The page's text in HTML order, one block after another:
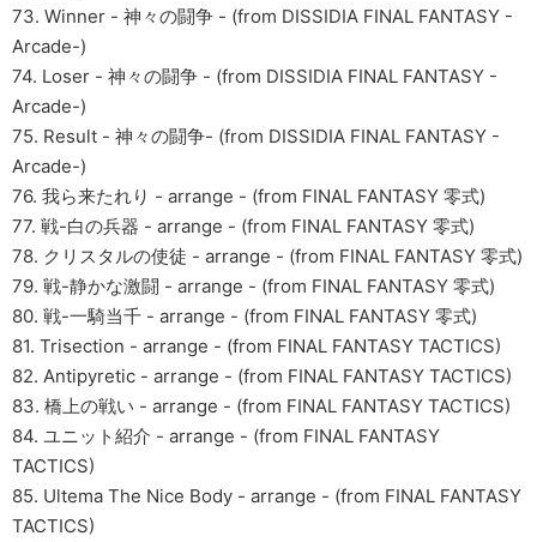
73. Winner - 神々の闘争 - (from DISSIDIA FINAL FANTASY -
Arcade-)
74. Loser - 神々の闘争 - (from DISSIDIA FINAL FANTASY -
Arcade-)
75. Result - 神々の闘争- (from DISSIDIA FINAL FANTASY -
Arcade-)
76. 我ら来たれり - arrange - (from FINAL FANTASY 零式)
77. 戦-白の兵器 - arrange - (from FINAL FANTASY 零式)
78. クリスタルの使徒 - arrange - (from FINAL FANTASY 零式)
79. 戦-静かな激闘 - arrange - (from FINAL FANTASY 零式)
80. 戦-一騎当千 - arrange - (from FINAL FANTASY 零式)
81. Trisection - arrange - (from FINAL FANTASY TACTICS)
82. Antipyretic - arrange - (from FINAL FANTASY TACTICS)
83. 橋上の戦い - arrange - (from FINAL FANTASY TACTICS)
84. ユニット紹介 - arrange - (from FINAL FANTASY
TACTICS)
85. Ultema The Nice Body - arrange - (from FINAL FANTASY
TACTICS)